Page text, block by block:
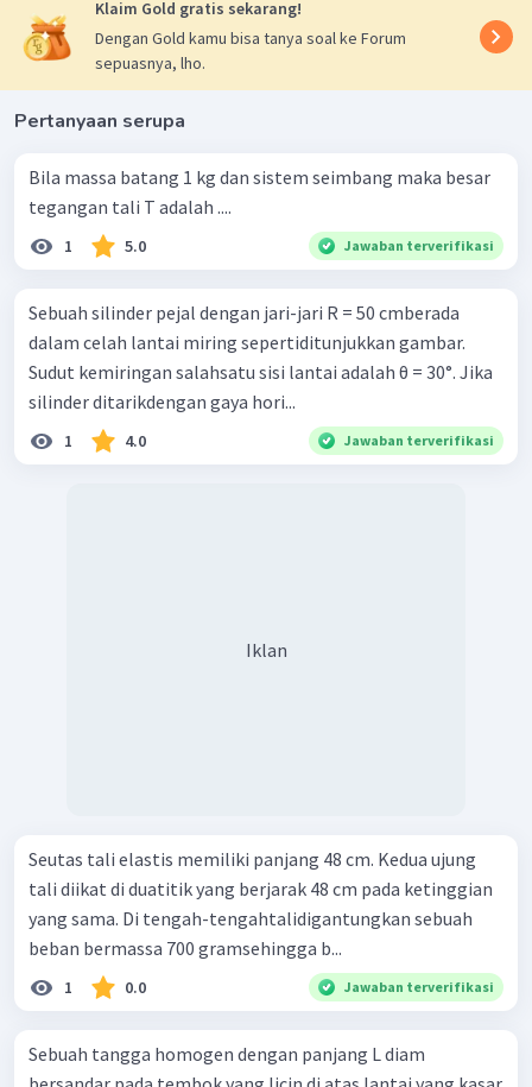
kedua ruas di bagicos θsehingga
W = 4 A ( cos
sin θ
−1 ) .... (2)
bagi persamaan (1) dan persamaan (2) akan di dapatkan
4μ tan
3,12 ⋅ tan2 θ − 5 tan θ −0,78
θ
=
=
0
60
Klaim Gold gratis sekarang!
Dengan Gold kamu bisa tanya soal ke Forum
sepuasnya, lho.
Pertanyaan serupa
Bila massa batang 1 kg dan sistem seimbang maka besar
tegangan tali T adalah ....
1 5.0 Jawaban terverifikasi
Sebuah silinder pejal dengan jari-jari R = 50 cmberada
dalam celah lantai miring sepertiditunjukkan gambar.
Sudut kemiringan salahsatu sisi lantai adalah θ = 30°. Jika
silinder ditarikdengan gaya hori...
1 4.0 Jawaban terverifikasi
Iklan
Seutas tali elastis memiliki panjang 48 cm. Kedua ujung
tali diikat di duatitik yang berjarak 48 cm pada ketinggian
yang sama. Di tengah-tengahtalidigantungkan sebuah
beban bermassa 700 gramsehingga b...
1 0.0 Jawaban terverifikasi
Sebuah tangga homogen dengan panjang L diam